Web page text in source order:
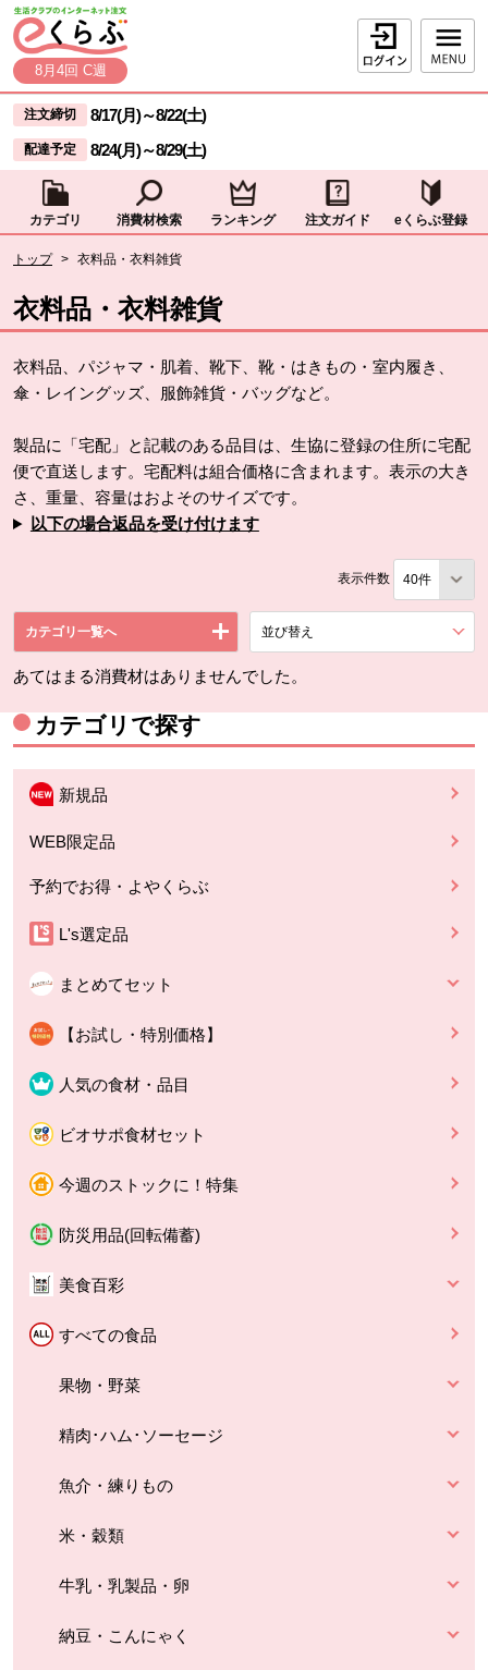
ページの先頭です。
本文へジャンプする。
8月4回 C週
ログイン
ここからサイト内共通メニューです。
サイト内共通メニューをスキップする
注文締切 8/17(月)～8/22(土)
配達予定 8/24(月)～8/29(土)
カテゴリ 消費材検索 ランキング 注文ガイド eくらぶ登録
トップ > 衣料品・衣料雑貨
衣料品・衣料雑貨
衣料品、パジャマ・肌着、靴下、靴・はきもの・室内履き、
傘・レイングッズ、服飾雑貨・バッグなど。
製品に「宅配」と記載のある品目は、生協に登録の住所に宅配
便で直送します。宅配料は組合価格に含まれます。表示の大き
さ、重量、容量はおよそのサイズです。
以下の場合返品を受け付けます
表示件数
カテゴリ一覧へ 並び替え
あてはまる消費材はありませんでした。
カテゴリで探す
新規品
WEB限定品
予約でお得・よやくらぶ
L's選定品
まとめてセット
【お試し・特別価格】
人気の食材・品目
ビオサポ食材セット
今週のストックに！特集
防災用品(回転備蓄)
美食百彩
すべての食品
果物・野菜
精肉･ハム･ソーセージ
魚介・練りもの
米・穀類
牛乳・乳製品・卵
納豆・こんにゃく